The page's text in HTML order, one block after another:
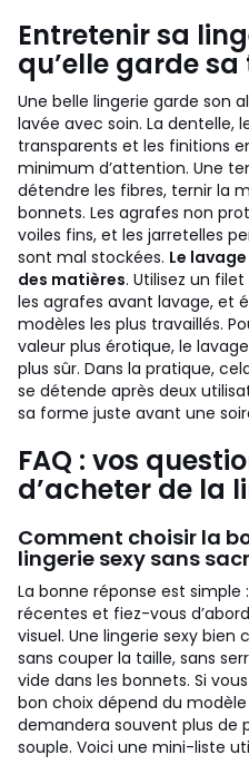
Entretenir sa
qu’elle garde sa
Une belle lingerie garde son
lavée avec soin. La dentelle,
transparents et les finitions
minimum d’attention. Une
détendre les fibres, ternir la
bonnets. Les agrafes non
voiles fins, et les jarretelles
sont mal stockées. Le
des matières. Utilisez un
les agrafes avant lavage, et
modèles les plus travaillés.
valeur plus érotique, le
plus sûr. Dans la pratique,
se détende après deux
sa forme juste avant une
FAQ : vos
d’acheter de la
Comment choisir la
lingerie sexy sans
La bonne réponse est simple
récentes et fiez-vous
visuel. Une lingerie sexy
sans couper la taille, sans
vide dans les bonnets. Si
bon choix dépend du
demandera souvent plus de
souple. Voici une mini-liste